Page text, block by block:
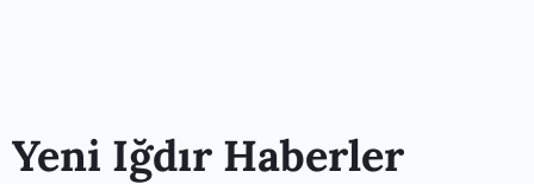
Yeni Iğdır Haberler